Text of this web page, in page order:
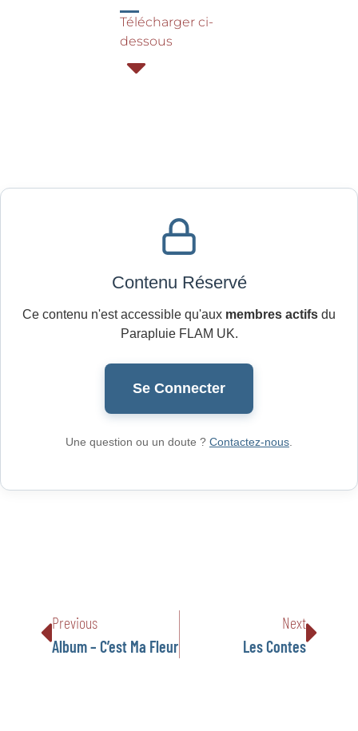
Télécharger ci-
dessous
Contenu Réservé
Ce contenu n'est accessible qu'aux membres actifs du
Parapluie FLAM UK.
Se Connecter
Une question ou un doute ? Contactez-nous
Previous
Album – C’est Ma Fleur
Next
Les Contes